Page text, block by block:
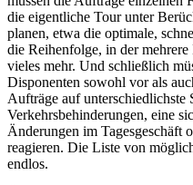
die eigentliche Tour unter
planen, etwa die optimale,
die Reihenfolge, in der
vieles mehr. Und schließlich
Disponenten sowohl vor als
Aufträge auf unterschiedlichste
Verkehrsbehinderungen, eine
Änderungen im Tagesgeschäft
reagieren. Die Liste von
endlos.